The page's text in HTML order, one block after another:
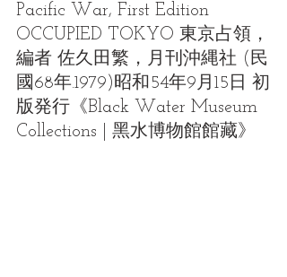
Pacific War, First Edition
OCCUPIED TOKYO 東京占領，
編者 佐久田繁，月刊沖縄社 (民
國68年.1979)昭和54年9月15日 初
版発行《Black Water Museum
Collections | 黑水博物館館藏》